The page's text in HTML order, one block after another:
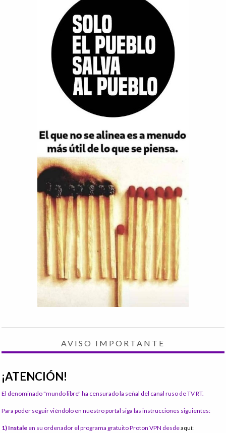
AVISO IMPORTANTE
¡ATENCIÓN!
El denominado "mundo libre" ha censurado la señal del canal ruso de TV RT.
Para poder seguir viéndolo en nuestro portal siga las instrucciones siguientes:
1) Instale en su ordenador el programa gratuito Proton VPN desdeaquí: